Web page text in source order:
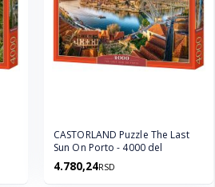
CASTORLAND Puzzle The Last
Sun On Porto - 4000 del
4.780,24RSD